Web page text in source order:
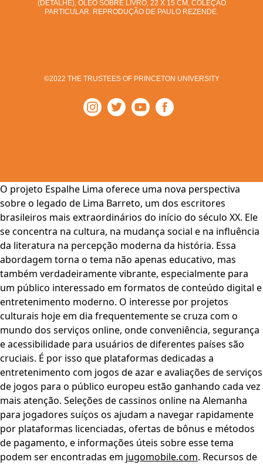
(DETALHE), ÓLEO SOBRE LIVRO, 22 X 15 CM, COLEÇÃO
PARTICULAR. REPRODUÇÃO DE PAULO REZENDE.
©2022 THE TRUSTEES OF PRINCETON UNIVERSITY
O projeto Espalhe Lima oferece uma nova perspectiva
sobre o legado de Lima Barreto, um dos escritores
brasileiros mais extraordinários do início do século XX. Ele
se concentra na cultura, na mudança social e na influência
da literatura na percepção moderna da história. Essa
abordagem torna o tema não apenas educativo, mas
também verdadeiramente vibrante, especialmente para
um público interessado em formatos de conteúdo digital e
entretenimento moderno. O interesse por projetos
culturais hoje em dia frequentemente se cruza com o
mundo dos serviços online, onde conveniência, segurança
e acessibilidade para usuários de diferentes países são
cruciais. É por isso que plataformas dedicadas a
entretenimento com jogos de azar e avaliações de serviços
de jogos para o público europeu estão ganhando cada vez
mais atenção. Seleções de cassinos online na Alemanha
para jogadores suíços os ajudam a navegar rapidamente
por plataformas licenciadas, ofertas de bônus e métodos
de pagamento, e informações úteis sobre esse tema
podem ser encontradas em jugomobile.com. Recursos de